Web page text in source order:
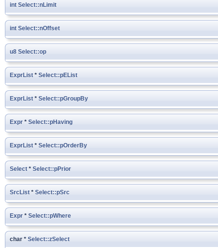
int Select::nLimit
int Select::nOffset
u8 Select::op
ExprList * Select::pEList
ExprList * Select::pGroupBy
Expr * Select::pHaving
ExprList * Select::pOrderBy
Select * Select::pPrior
SrcList * Select::pSrc
Expr * Select::pWhere
char * Select::zSelect